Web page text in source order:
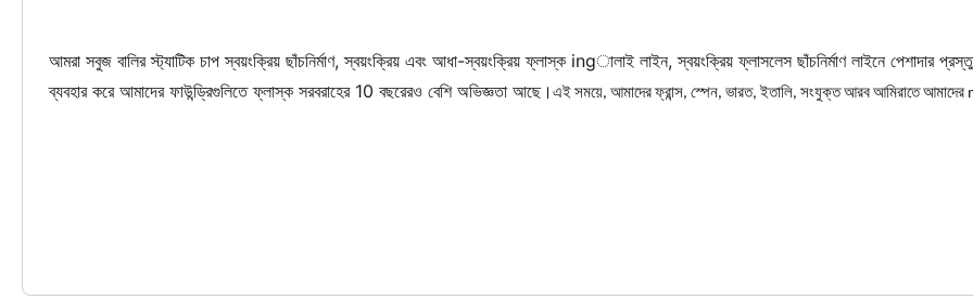
আমরা সবুজ বালির স্ট্যাটিক চাপ স্বয়ংক্রিয় ছাঁচনির্মাণ, স্বয়ংক্রিয় এবং আধা-স্বয়ংক্রিয় ফ্লাস্ক ingালাই লাইন, স্বয়ংক্রিয় ফ্লাসলেস ছাঁচনির্মাণ লাইনে পেশাদার
ব্যবহার করে আমাদের ফাউন্ড্রিগুলিতে ফ্লাস্ক সরবরাহের 10 বছরেরও বেশি অভিজ্ঞতা আছে। এই সময়ে, আমাদের ফ্রান্স, স্পেন, ভারত, ইতালি, সংযুক্ত আরব আমিরাতে